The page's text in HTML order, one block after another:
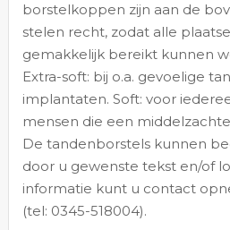
borstelkoppen zijn aan de
stelen recht, zodat alle
gemakkelijk bereikt kunnen
Extra-soft: bij o.a. gevoelige
implantaten. Soft: voor
mensen die een
De tandenborstels kunnen
door u gewenste tekst en/of
informatie kunt u contact
(tel: 0345-518004).